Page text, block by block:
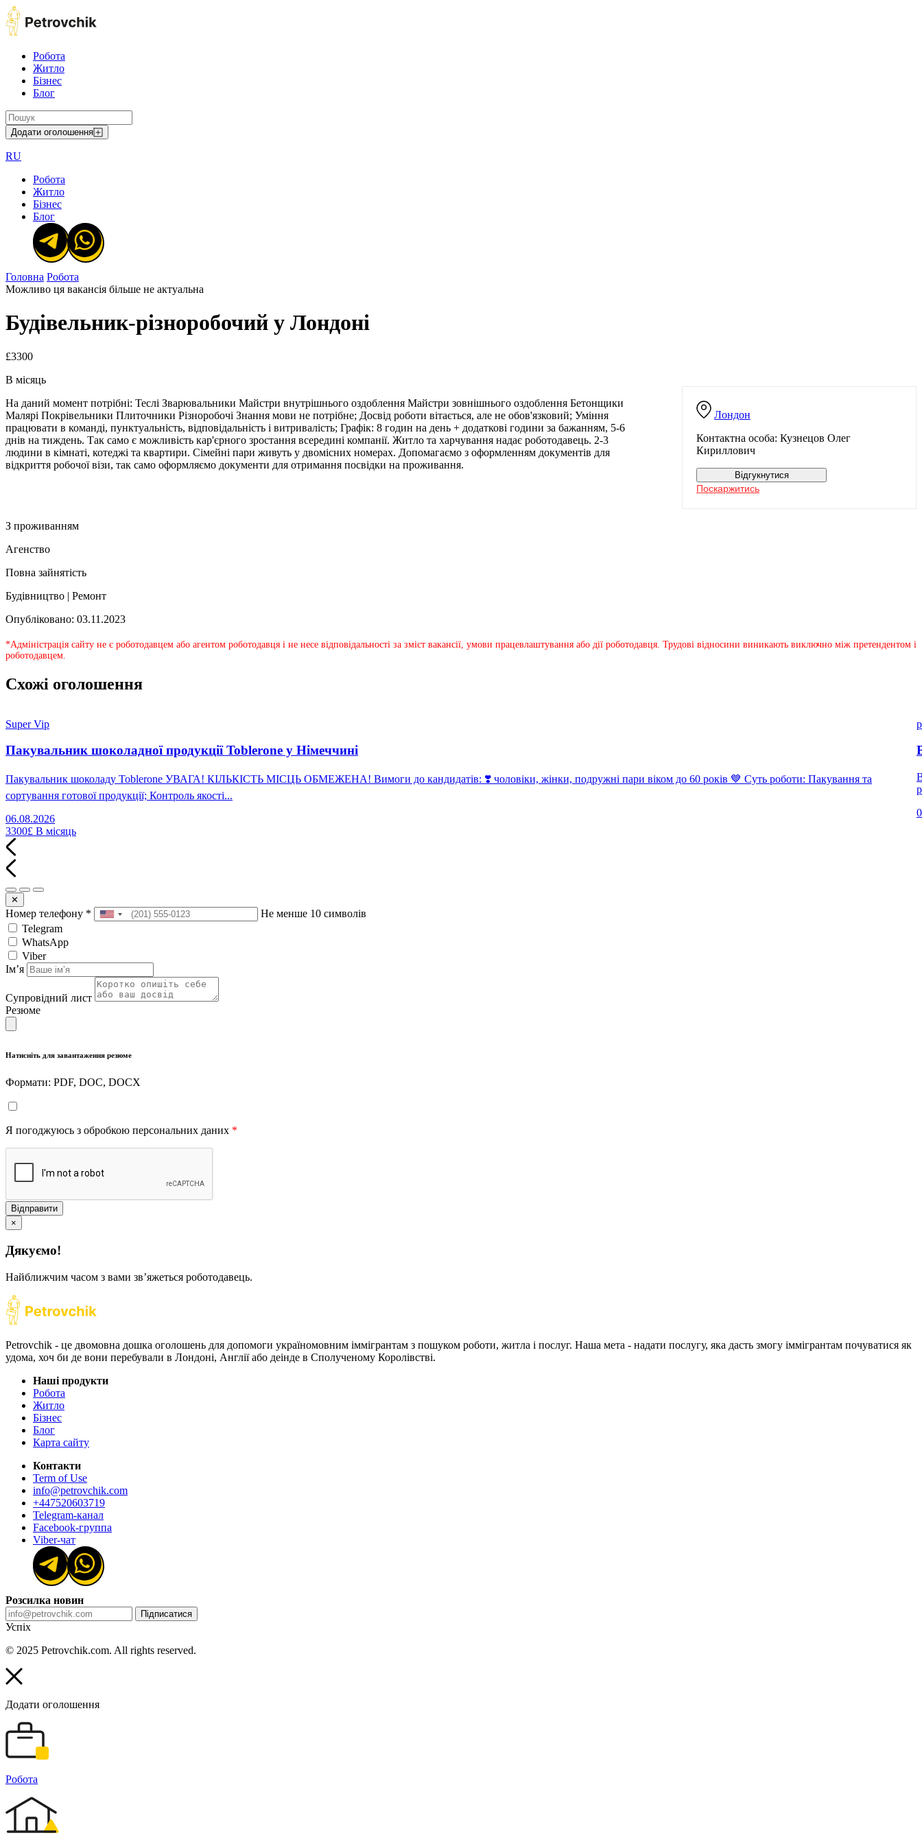
Робота
Житло
Бізнес
Блог
Додати оголошення
RU
Робота
Житло
Бізнес
Блог
Головна Робота
Можливо ця вакансія більше не актуальна
Будівельник-різноробочий у Лондоні
£3300
В місяць
Лондон
Контактна особа: Кузнецов Олег
Кириллович
Відгукнутися
Поскаржитись
На даний момент потрібні: Теслі Зварювальники Майстри внутрішнього оздоблення Майстри зовнішнього оздоблення Бетонщики
Малярі Покрівельники Плиточники Різноробочі Знання мови не потрібне; Досвід роботи вітається, але не обов'язковий; Уміння
працювати в команді, пунктуальність, відповідальність і витривалість; Графік: 8 годин на день + додаткові години за бажанням, 5-6
днів на тиждень. Так само є можливість кар'єрного зростання всередині компанії. Житло та харчування надає роботодавець. 2-3
людини в кімнаті, котеджі та квартири. Сімейні пари живуть у двомісних номерах. Допомагаємо з оформленням документів для
відкриття робочої візи, так само оформляємо документи для отримання посвідки на проживання.
З проживанням
Агенство
Повна зайнятість
Будівництво | Ремонт
Опубліковано: 03.11.2023
*Адміністрація сайту не є роботодавцем або агентом роботодавця і не несе відповідальності за зміст вакансії, умови працевлаштування або дії роботодавця. Трудові відносини виникають виключно між претендентом і
роботодавцем.
Схожі оголошення
Super Vip
Пакувальник шоколадної продукції Toblerone у Німеччині
Пакувальник шоколаду Toblerone УВАГА! КІЛЬКІСТЬ МІСЦЬ ОБМЕЖЕНА! Вимоги до кандидатів: ❣️ чоловіки, жінки, подружні пари віком до 60 років 💙 Суть роботи: Пакування та
сортування готової продукції; Контроль якості...
06.08.2026
3300£ В місяць
✕
Номер телефону *
Не менше 10 символів
Telegram
WhatsApp
Viber
Імʼя
Супровідний лист
Резюме
Натисніть для завантаження резюме
Формати: PDF, DOC, DOCX
Я погоджуюсь з обробкою персональних даних *
Відправити
×
Дякуємо!
Найближчим часом з вами звʼяжеться роботодавець.
Petrovchik - це двомовна дошка оголошень для допомоги україномовним іммігрантам з пошуком роботи, житла і послуг. Наша мета - надати послугу, яка дасть змогу іммігрантам почуватися як
удома, хоч би де вони перебували в Лондоні, Англії або деінде в Сполученому Королівстві.
Наші продукти
Робота
Житло
Бізнес
Блог
Карта сайту
Контакти
Term of Use
info@petrovchik.com
+447520603719
Telegram-канал
Facebook-группа
Viber-чат
Розсилка новин
Підписатися
Успіх
© 2025 Petrovchik.com. All rights reserved.
Додати оголошення
Робота